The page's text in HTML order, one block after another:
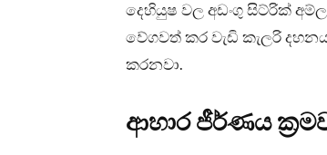
දෙහියුෂ වල අඩංගු සිට්රික්
වේගවත් කර වැඩි කැලරි
කරනවා.
ආහාර ජීර්ණය